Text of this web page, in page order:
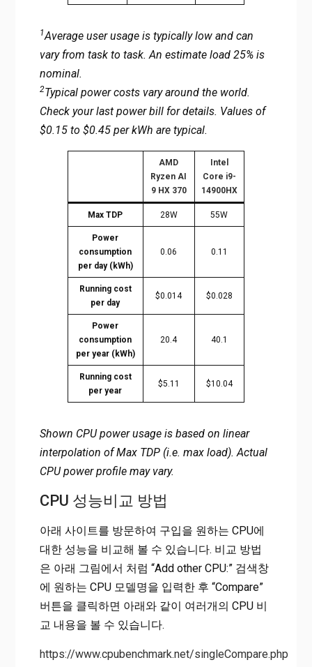
1Average user usage is typically low and can
vary from task to task. An estimate load 25% is
nominal.
2Typical power costs vary around the world.
Check your last power bill for details. Values of
$0.15 to $0.45 per kWh are typical.
AMD
Ryzen AI
9 HX 370
Intel
Core i9-
14900HX
Max TDP 28W 55W
Power
consumption
per day (kWh)
0.06 0.11
Running cost
per day
$0.014 $0.028
Power
consumption
per year (kWh)
20.4 40.1
Running cost
per year
$5.11 $10.04
Shown CPU power usage is based on linear
interpolation of Max TDP (i.e. max load). Actual
CPU power profile may vary.
CPU 성능비교 방법
아래 사이트를 방문하여 구입을 원하는 CPU에
대한 성능을 비교해 볼 수 있습니다. 비교 방법
은 아래 그림에서 처럼 “Add other CPU:” 검색창
에 원하는 CPU 모델명을 입력한 후 “Compare”
버튼을 클릭하면 아래와 같이 여러개의 CPU 비
교 내용을 볼 수 있습니다.
https://www.cpubenchmark.net/singleCompare.php